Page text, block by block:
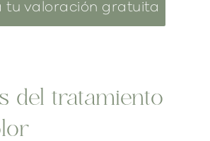
tu valoración gratuita
del tratamiento